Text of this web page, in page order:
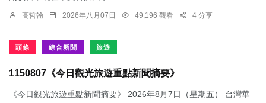
高哲翰 2026年八月07日 49,196 觀看 4 分享
頭條 綜合新聞 旅遊
1150807《今日觀光旅遊重點新聞摘要》
《今日觀光旅遊重點新聞摘要》 2026年8月7日（星期五） 台灣華